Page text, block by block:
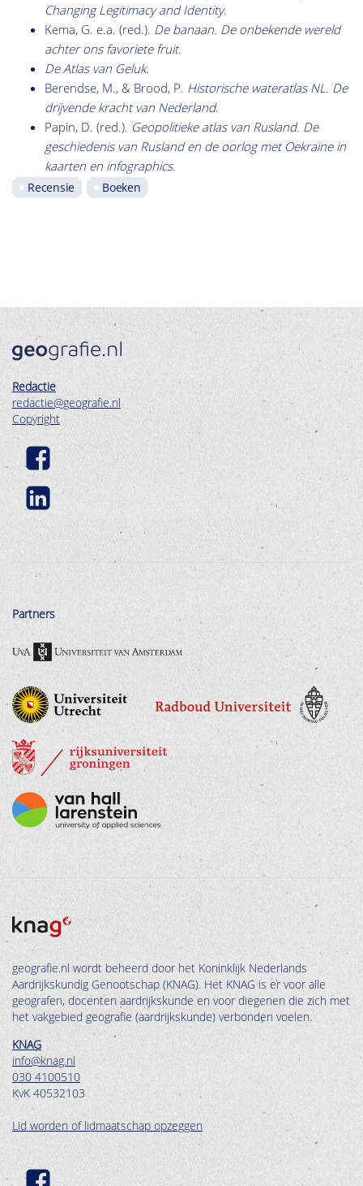
Changing Legitimacy and Identity.
Kema, G. e.a. (red.). De banaan. De onbekende wereld
achter ons favoriete fruit.
De Atlas van Geluk.
Berendse, M., & Brood, P. Historische wateratlas NL. De
drijvende kracht van Nederland.
Papin, D. (red.). Geopolitieke atlas van Rusland. De
geschiedenis van Rusland en de oorlog met Oekraïne in
kaarten en infographics.
Recensie Boeken
Redactie
redactie@geografie.nl
Copyright
Partners
geografie.nl wordt beheerd door het Koninklijk Nederlands
Aardrijkskundig Genootschap (KNAG). Het KNAG is er voor alle
geografen, docenten aardrijkskunde en voor diegenen die zich met
het vakgebied geografie (aardrijkskunde) verbonden voelen.
KNAG
info@knag.nl
030 4100510
KvK 40532103
Lid worden of lidmaatschap opzeggen